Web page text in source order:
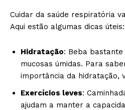
Cuidar da saúde respiratória
Aqui estão algumas dicas úteis:
Hidratação: Beba
mucosas úmidas. Para
importância da hidratação,
Exercícios leves:
ajudam a manter a